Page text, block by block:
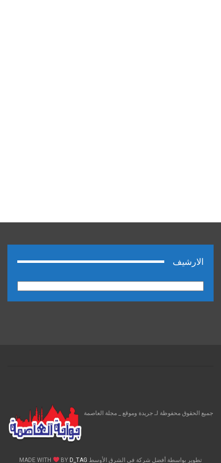
الارشيف
جميع الحقوق محفوظة لـ جريدة وموقع _ مجلة العاصمة
تطوير بواسطة أفضل شركة فى الشرق الأوسط MADE WITH BY D_TAG